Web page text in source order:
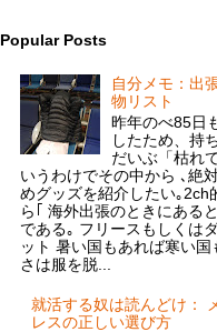
Popular Posts
自分メモ：出
物リスト
昨年のべ85日
したため、持
だいぶ「枯れ
いうわけでその中から ､絶
めグッズを紹介したい｡2ch
ら｢ 海外出張のときにある
である｡ フリースもしくは
ット 暑い国もあれば寒い国
さは服を脱...
就活する奴は読んどけ：
レスの正しい選び方